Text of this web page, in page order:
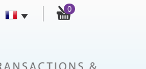
0